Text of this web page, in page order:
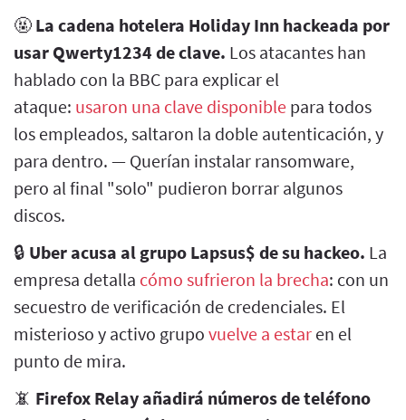
🤬 La cadena hotelera Holiday Inn hackeada por
usar Qwerty1234 de clave. Los atacantes han
hablado con la BBC para explicar el
ataque: usaron una clave disponible para todos
los empleados, saltaron la doble autenticación, y
para dentro. — Querían instalar ransomware,
pero al final "solo" pudieron borrar algunos
discos.
🔒 Uber acusa al grupo Lapsus$ de su hackeo. La
empresa detalla cómo sufrieron la brecha: con un
secuestro de verificación de credenciales. El
misterioso y activo grupo vuelve a estar en el
punto de mira.
📵 Firefox Relay añadirá números de teléfono